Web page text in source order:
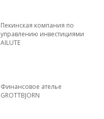
Пекинская компания по
управлению инвестициями
AILUTE
Финансовое ателье
GROTTBJORN